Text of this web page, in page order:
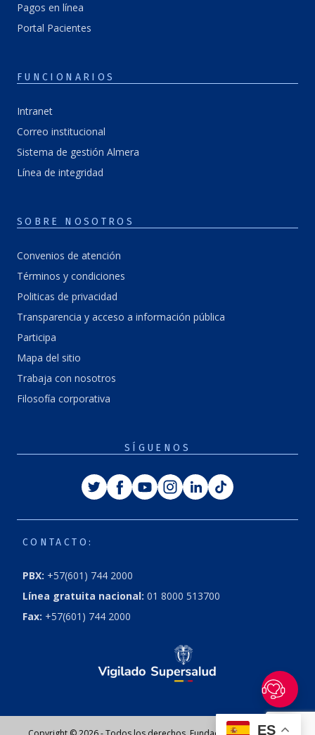
Pagos en línea
Portal Pacientes
FUNCIONARIOS
Intranet
Correo institucional
Sistema de gestión Almera
Línea de integridad
SOBRE NOSOTROS
Convenios de atención
Términos y condiciones
Politicas de privacidad
Transparencia y acceso a información pública
Participa
Mapa del sitio
Trabaja con nosotros
Filosofía corporativa
SÍGUENOS
TwitterFacebook
YoutubeInstagram
LinkedinTiktok
CONTACTO:
PBX: +57(601) 744 2000
Línea gratuita nacional: 01 8000 513700
Fax: +57(601) 744 2000
ES